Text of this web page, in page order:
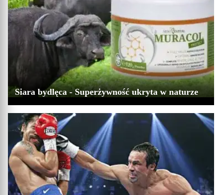
Siara bydlęca - Superżywność ukryta w naturze